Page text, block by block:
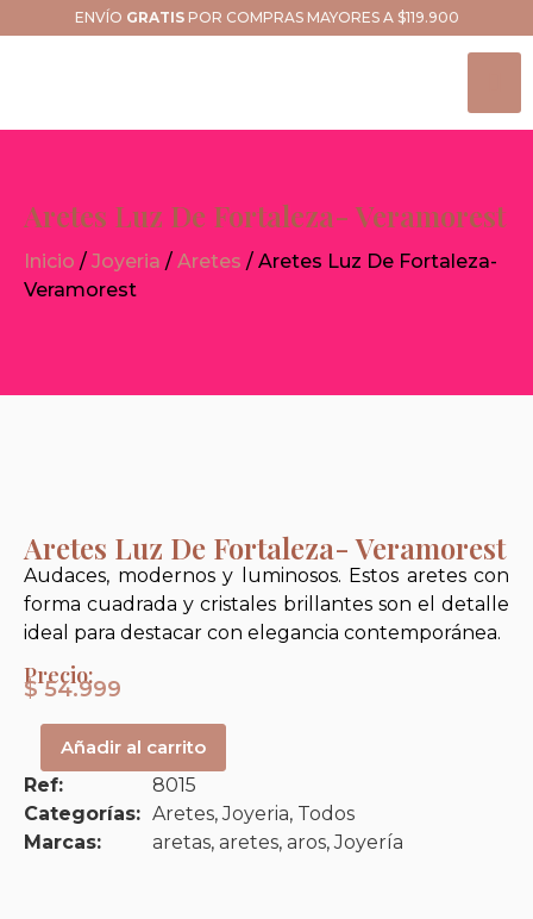
ENVÍO GRATISPOR COMPRAS MAYORES A $119.900
Aretes Luz De Fortaleza- Veramorest
Inicio / Joyeria / Aretes / Aretes Luz De Fortaleza-
Veramorest
Aretes Luz De Fortaleza- Veramorest
Audaces, modernos y luminosos. Estos aretes con
forma cuadrada y cristales brillantes son el detalle
ideal para destacar con elegancia contemporánea.
Precio:
$54.999
Añadir al carrito
Ref:
8015
Categorías: Aretes,Joyeria, Todos
Marcas:
aretas, aretes, aros,Joyería